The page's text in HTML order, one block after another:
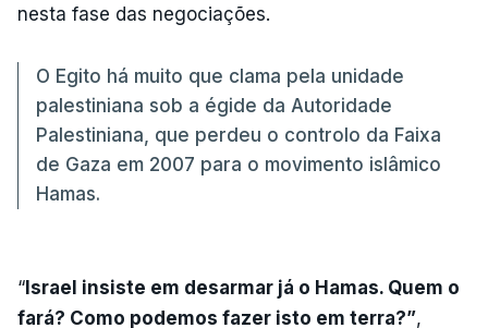
nesta fase das negociações.
O Egito há muito que clama pela unidade
palestiniana sob a égide da Autoridade
Palestiniana, que perdeu o controlo da Faixa
de Gaza em 2007 para o movimento islâmico
Hamas.
“Israel insiste em desarmar já o Hamas. Quem o
fará? Como podemos fazer isto em terra?”,